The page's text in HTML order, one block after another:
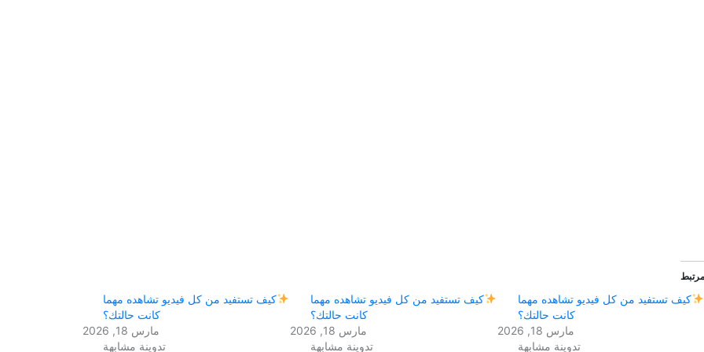
مرتبط
كيف تستفيد من كل فيديو تشاهده مهما
كانت حالتك؟
مارس 18, 2026
تدوينة مشابهة
كيف تستفيد من كل فيديو تشاهده مهما
كانت حالتك؟
مارس 18, 2026
تدوينة مشابهة
كيف تستفيد من كل فيديو تشاهده مهما
كانت حالتك؟
مارس 18, 2026
تدوينة مشابهة